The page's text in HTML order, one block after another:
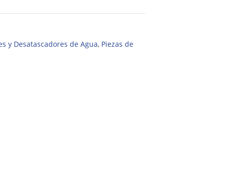
y Desatascadores de Agua, Piezas de